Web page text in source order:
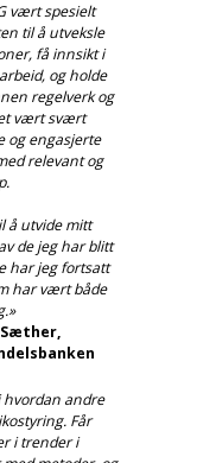
vært spesielt
til å utveksle
få innsikt i
og holde
regelverk og
vært svært
og engasjerte
relevant og
å utvide mitt
de jeg har blitt
har jeg fortsatt
har vært både
Sæther,
hvordan andre
Får
i trender i